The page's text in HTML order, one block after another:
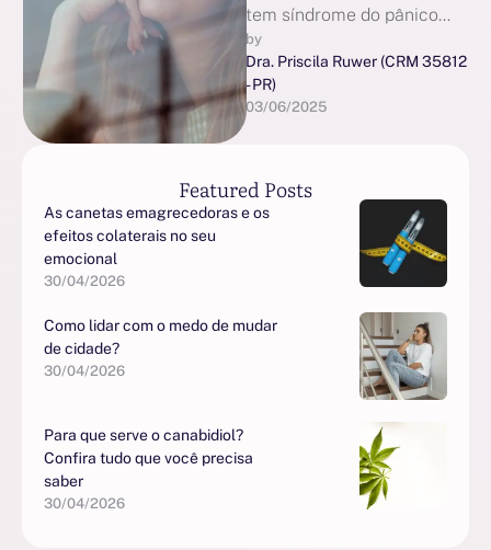
tem síndrome do pânico
costumam ser intensos,
assustadores e difíceis de
controlar. Para quem …
by
Dra. Priscila Ruwer (CRM 35812
- PR)
03/06/2025
Featured Posts
As canetas emagrecedoras e os
efeitos colaterais no seu
emocional
30/04/2026
Como lidar com o medo de mudar
de cidade?
30/04/2026
Para que serve o canabidiol?
Confira tudo que você precisa
saber
30/04/2026